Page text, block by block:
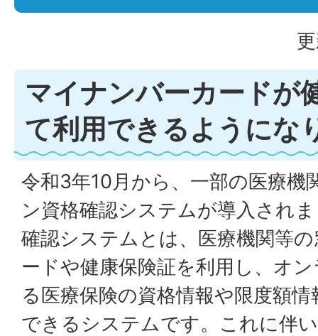
マイナンバーカードが
て利用できるようにな
令和3年10月から、一部の医療機
ン資格確認システムが導入され
確認システムとは、医療機関等
ードや健康保険証を利用し、オ
る医療保険の資格情報や限度額
できるシステムです。これに伴